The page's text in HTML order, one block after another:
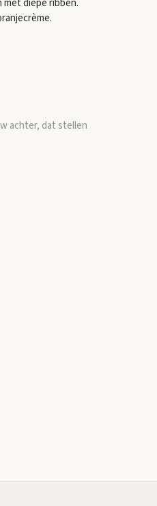
diepe ribben.
achter, dat stellen